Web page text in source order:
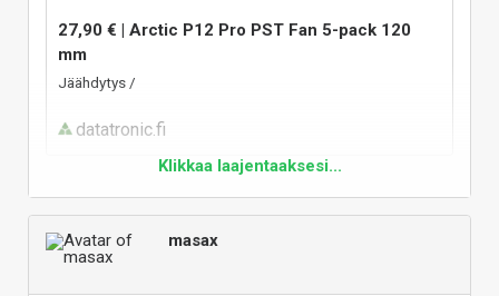
27,90 € | Arctic P12 Pro PST Fan 5-pack 120
mm
Jäähdytys /
datatronic.fi
Klikkaa laajentaaksesi...
masax